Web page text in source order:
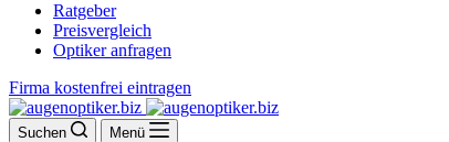
Ratgeber
Preisvergleich
Optiker anfragen
Firma kostenfrei eintragen
Suchen Menü